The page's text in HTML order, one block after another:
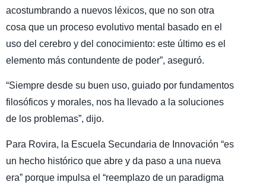
acostumbrando a nuevos léxicos, que no son otra
cosa que un proceso evolutivo mental basado en el
uso del cerebro y del conocimiento: este último es el
elemento más contundente de poder”, aseguró.
“Siempre desde su buen uso, guiado por fundamentos
filosóficos y morales, nos ha llevado a la soluciones
de los problemas”, dijo.
Para Rovira, la Escuela Secundaria de Innovación “es
un hecho histórico que abre y da paso a una nueva
era” porque impulsa el “reemplazo de un paradigma